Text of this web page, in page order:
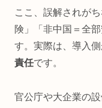
ここ、誤解されが
険」「非中国＝全
す。実際は、導入
責任です。
官公庁や大企業の